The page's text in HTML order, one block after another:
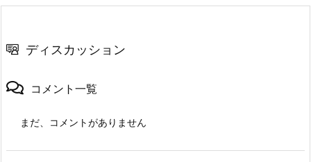
ディスカッション
コメント一覧
まだ、コメントがありません